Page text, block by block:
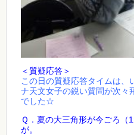
＜質疑応答＞
この日の質疑応答タイムは、
ナ天文女子の鋭い質問が次々
でした☆
Ｑ．夏の大三角形が今ごろ（
が。